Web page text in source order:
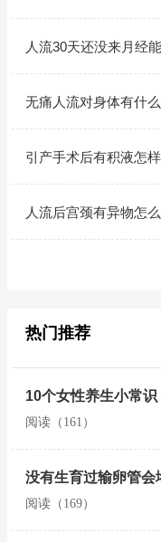
人流30天还没来月经
无痛人流对身体有什
引产手术后有积液怎
人流后宫颈有异物怎
热门推荐
10个女性养生小常
阅读（161）
没有生育过输卵管会
阅读（169）